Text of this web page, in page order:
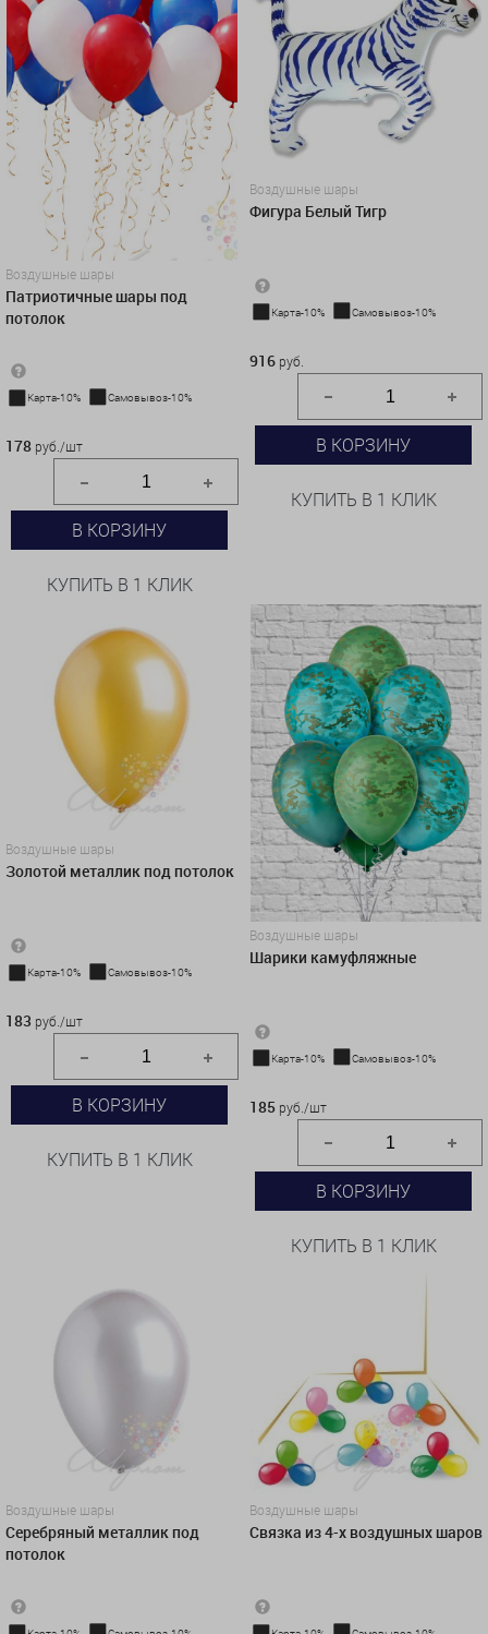
Воздушные шары
Патриотичные шары под
потолок
Карта-10% Самовывоз-10%
178 руб./шт
В КОРЗИНУ
КУПИТЬ В 1 КЛИК
Воздушные шары
Фигура Белый Тигр
Карта-10% Самовывоз-10%
916 руб.
В КОРЗИНУ
КУПИТЬ В 1 КЛИК
Воздушные шары
Золотой металлик под потолок
Карта-10% Самовывоз-10%
183 руб./шт
В КОРЗИНУ
КУПИТЬ В 1 КЛИК
Воздушные шары
Шарики камуфляжные
Карта-10% Самовывоз-10%
185 руб./шт
В КОРЗИНУ
КУПИТЬ В 1 КЛИК
Воздушные шары
Серебряный металлик под
потолок
Воздушные шары
Связка из 4-х воздушных шаров